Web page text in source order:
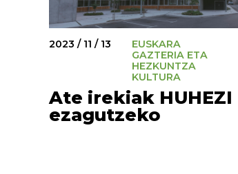
2023 / 11 / 13
EUSKARA
GAZTERIA ETA
HEZKUNTZA
KULTURA
Ate irekiak HUHEZI
ezagutzeko